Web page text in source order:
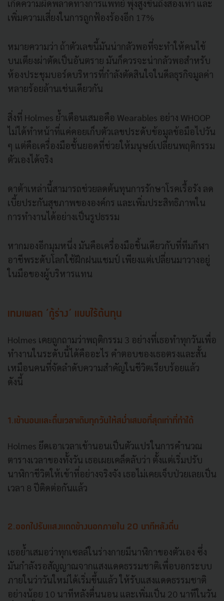
เกิดความผิดพลาดทางการแพทย์ พุ่งสูงขึ้นถึงสองเท่า และ
เพิ่มความเสี่ยงในการถูกฟ้องร้องอีก 17%
หมายความว่า ถ้าตัวเลขนี้มันน่ากลัวพอที่จะทำให้คนไข้
บนเตียงผ่าตัดเป็นอันตราย มันก็ควรจะน่ากลัวพอสำหรับ
ห้องประชุมบอร์ดบริหารที่กำลังตัดสินใจในดีลธุรกิจมูลค่า
หลายร้อยล้านเช่นเดียวกัน
สิ่งที่ Holmes ย้ำเตือนเสมอคือ Wearables อย่าง WHOOP
ไม่ได้ทำหน้าที่แค่คอยเก็บตัวเลขประดับข้อมูลข้อมือไปวัน
ๆ แต่คือเครื่องมือชั้นยอดที่ช่วยให้มนุษย์เปลี่ยนพฤติกรรม
ตัวเองได้จริง
ดาต้าเหล่านี้สามารถช่วยลดต้นทุนการรักษาโรคเรื้อรัง ลด
เบี้ยประกันสุขภาพขององค์กร และเพิ่มประสิทธิภาพใน
การทำงานได้อย่างเป็นรูปธรรม
หากมองอีกมุมหนึ่ง มันคือเครื่องมือชิ้นเดียวกับที่ทีมกีฬา
อาชีพระดับโลกใช้ฝึกฝนแชมป์ เพียงแต่เปลี่ยนมาวางอยู่
ในมือของผู้บริหารแทน
เทมเพลต ‘กู้ร่าง’ แบบไร้ต้นทุน
Holmes เคยถูกถามว่าพฤติกรรม 3 อย่างที่เธอทำทุกวันเพื่อ
ทำงานในระดับนี้ได้คืออะไร คำตอบของเธอตรงและสั้น
เหมือนคนที่จัดลำดับความสำคัญในชีวิตเรียบร้อยแล้ว
ดังนี้
1.เข้านอนและตื่นเวลาเดิมทุกวันให้สม่ำเสมอที่สุดเท่าที่ทำได้
Holmes ยึดเอาเวลาเข้านอนเป็นตัวแปรในการคำนวณ
ตารางเวลาของทั้งวัน เธอเผยเคล็ดลับว่า ตั้งแต่เริ่มปรับ
นาฬิกาชีวิตให้เข้าที่อย่างจริงจัง เธอไม่เคยเจ็บป่วยเลยเป็น
เวลา 8 ปีติดต่อกันแล้ว
2.ออกไปรับแสงแดดข้างนอกภายใน 20 นาทีหลังตื่น
เธอย้ำเสมอว่าทุกเซลล์ในร่างกายมีนาฬิกาของตัวเอง ซึ่ง
มันกำลังรอสัญญาณจากแสงแดดธรรมชาติเพื่อบอกระบบ
ภายในว่าวันใหม่ได้เริ่มขึ้นแล้ว ให้รับแสงแดดธรรมชาติ
อย่างน้อย 10 นาทีหลังตื่นนอน และเพิ่มเป็น 20 นาทีในวัน